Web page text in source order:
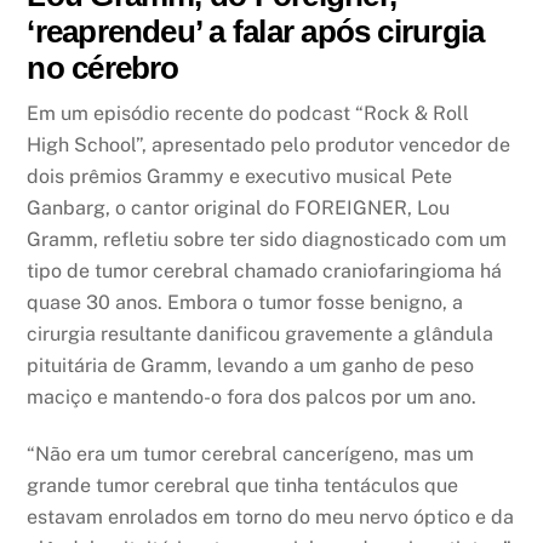
‘reaprendeu’ a falar após cirurgia
no cérebro
Em um episódio recente do podcast “Rock & Roll
High School”, apresentado pelo produtor vencedor de
dois prêmios Grammy e executivo musical Pete
Ganbarg, o cantor original do FOREIGNER, Lou
Gramm, refletiu sobre ter sido diagnosticado com um
tipo de tumor cerebral chamado craniofaringioma há
quase 30 anos. Embora o tumor fosse benigno, a
cirurgia resultante danificou gravemente a glândula
pituitária de Gramm, levando a um ganho de peso
maciço e mantendo-o fora dos palcos por um ano.
“Não era um tumor cerebral cancerígeno, mas um
grande tumor cerebral que tinha tentáculos que
estavam enrolados em torno do meu nervo óptico e da